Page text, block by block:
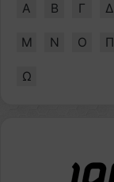
Α Β Γ Δ
Μ Ν Ο Π
Ω